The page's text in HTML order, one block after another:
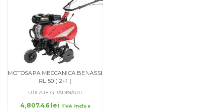
MOTOSAPA MECCANICA BENASSI
RL 50 ( 2+1 )
UTILAJE GRĂDINĂRIT
4,807.46 lei TVA inclus